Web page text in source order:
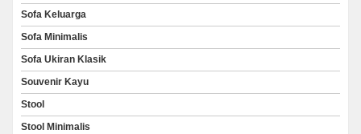
Sofa Keluarga
Sofa Minimalis
Sofa Ukiran Klasik
Souvenir Kayu
Stool
Stool Minimalis